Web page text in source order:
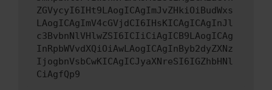
ZGVycyI6IHt9LAogICAgImJvZHkiOiBudWxs
LAogICAgImV4cGVjdCI6IHsKICAgICAgInJl
c3BvbnNlVHlwZSI6ICIiCiAgICB9LAogICAg
InRpbWVvdXQiOiAwLAogICAgInByb2dyZXNz
IjogbnVsbCwKICAgICJyaXNreSI6IGZhbHNl
CiAgfQp9